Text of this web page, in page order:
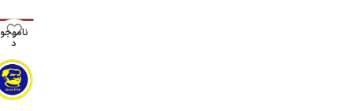
ناموجو
د